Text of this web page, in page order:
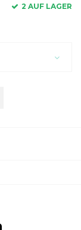
2 AUF LAGER